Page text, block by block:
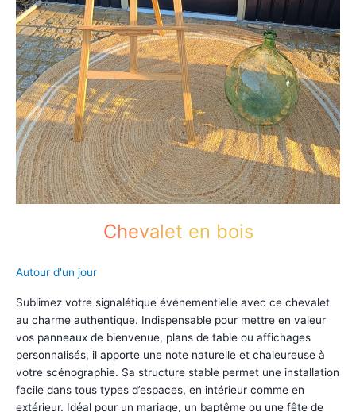
Chevalet en bois
Autour d'un jour
Sublimez votre signalétique événementielle avec ce chevalet
au charme authentique. Indispensable pour mettre en valeur
vos panneaux de bienvenue, plans de table ou affichages
personnalisés, il apporte une note naturelle et chaleureuse à
votre scénographie. Sa structure stable permet une installation
facile dans tous types d’espaces, en intérieur comme en
extérieur. Idéal pour un mariage, un baptême ou une fête de